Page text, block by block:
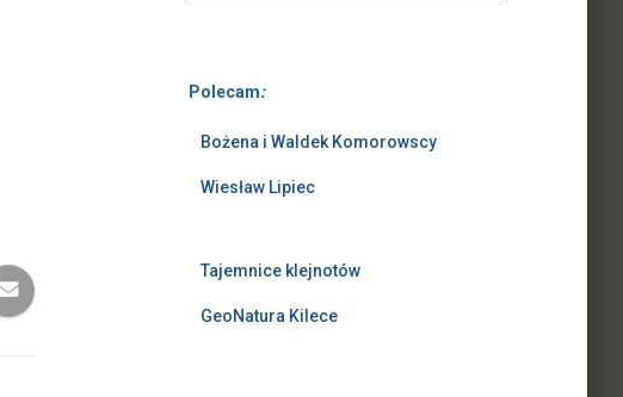
Polecam:
Bożena i Waldek Komorowscy
Wiesław Lipiec
Tajemnice klejnotów
GeoNatura Kilece